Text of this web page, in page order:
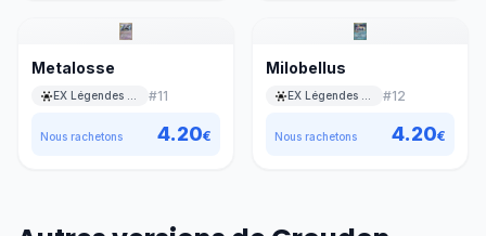
Metalosse
#11
Nous rachetons 4.20€
Milobellus
#12
Nous rachetons 4.20€